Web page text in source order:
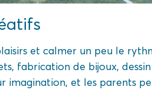
et calmer un peu le
fabrication de bijoux,
imagination, et les parents